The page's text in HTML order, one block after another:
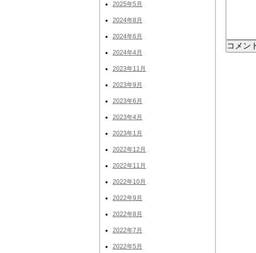
2025年5月
2024年8月
2024年6月
2024年4月
2023年11月
2023年9月
2023年6月
2023年4月
2023年1月
2022年12月
2022年11月
2022年10月
2022年9月
2022年8月
2022年7月
2022年5月